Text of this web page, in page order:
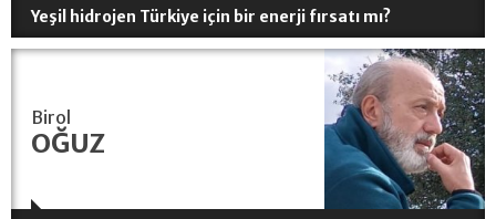
Yeşil hidrojen Türkiye için bir enerji fırsatı mı?
Birol
OĞUZ